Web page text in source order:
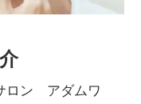
ロン アダムワ